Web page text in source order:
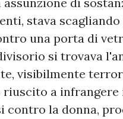
stava
una porta di
si trovava
visibilmente
riuscito a infrangere
contro la donna,